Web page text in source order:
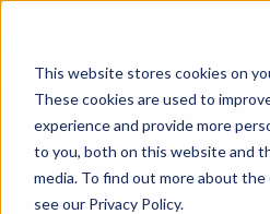
This website stores cookies on
These cookies are used to
experience and provide more
to you, both on this website and
media. To find out more about the
see our Privacy Policy.